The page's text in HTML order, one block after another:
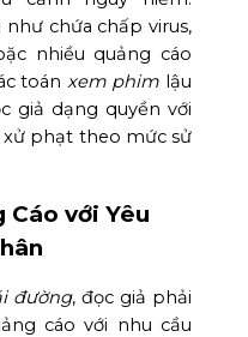
chứa chấp virus,
nhiều quảng cáo
toán xem phim lậu
giả dạng quyền với
phạt theo mức sử
Cáo với Yêu
đường, đọc giả phải
cáo với nhu cầu